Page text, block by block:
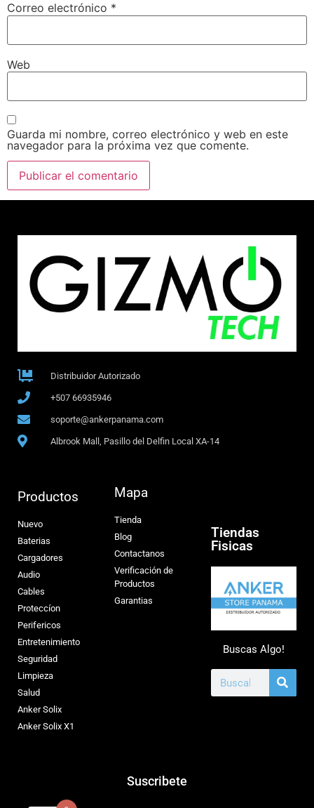
Correo electrónico *
Web
Guarda mi nombre, correo electrónico y web en este
navegador para la próxima vez que comente.
Distribuidor Autorizado
+507 66935946
soporte@ankerpanama.com
Albrook Mall, Pasillo del Delfin Local XA-14
Productos
Nuevo
Baterias
Cargadores
Audio
Cables
Proteccíon
Perifericos
Entretenimiento
Seguridad
Limpieza
Salud
Anker Solix
Anker Solix X1
Mapa
Tienda
Blog
Contactanos
Verificación de
Productos
Garantias
Tiendas
Fisicas
Buscas Algo!
Suscribete